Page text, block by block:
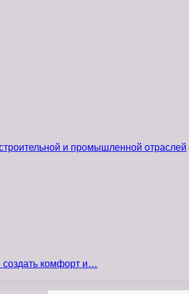
и промышленной отраслей
создать комфорт и…